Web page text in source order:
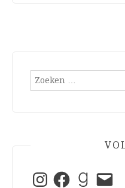
Zoeken
InstagramFacebookGoodreads
E-
mail